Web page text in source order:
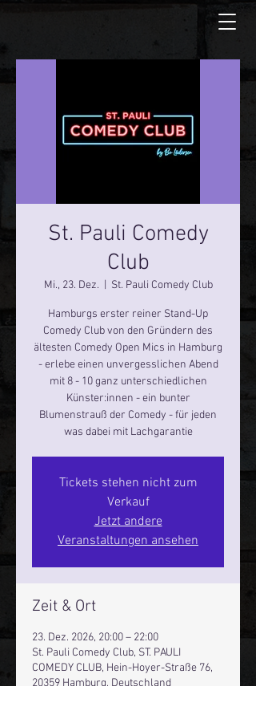
St. Pauli Comedy
Club
Mi., 23. Dez. St. Pauli Comedy Club
Hamburgs erster reiner Stand-Up
Comedy Club von den Gründern des
ältesten Comedy Open Mics in Hamburg
- erlebe einen unvergesslichen Abend
mit 8 - 10 ganz unterschiedlichen
Künster:innen - ein bunter
Blumenstrauß der Comedy - für jeden
was dabei mit Lachgarantie
Tickets stehen nicht zum
Verkauf
Jetzt andere
Veranstaltungen ansehen
Zeit & Ort
23. Dez. 2026, 20:00 – 22:00
St. Pauli Comedy Club, ST. PAULI
COMEDY CLUB, Hein-Hoyer-Straße 76,
20359 Hamburg, Deutschland